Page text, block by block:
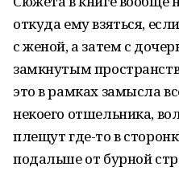
откуда ему взяться,
с женой, а затем с
замкнутым
это в рамках замысла
некоего отшельника,
плещут где-то в
подальше от бурной